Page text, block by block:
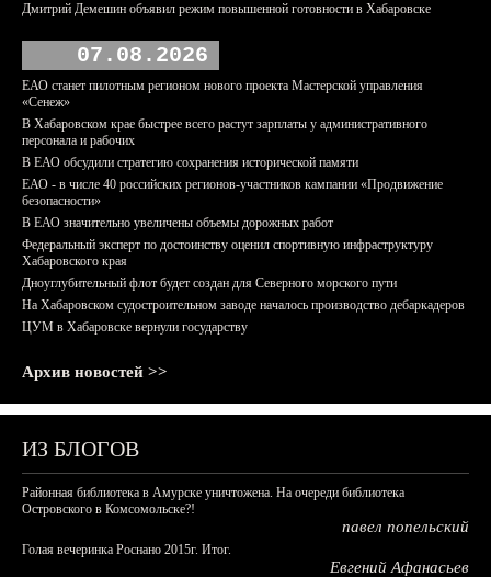
Дмитрий Демешин объявил режим повышенной готовности в Хабаровске
07.08.2026
ЕАО станет пилотным регионом нового проекта Мастерской управления
«Сенеж»
В Хабаровском крае быстрее всего растут зарплаты у административного
персонала и рабочих
В ЕАО обсудили стратегию сохранения исторической памяти
ЕАО - в числе 40 российских регионов-участников кампании «Продвижение
безопасности»
В ЕАО значительно увеличены объемы дорожных работ
Федеральный эксперт по достоинству оценил спортивную инфраструктуру
Хабаровского края
Дноуглубительный флот будет создан для Северного морского пути
На Хабаровском судостроительном заводе началось производство дебаркадеров
ЦУМ в Хабаровске вернули государству
Архив новостей >>
ИЗ БЛОГОВ
Районная библиотека в Амурске уничтожена. На очереди библиотека
Островского в Комсомольске?!
павел попельский
Голая вечеринка Роснано 2015г. Итог.
Евгений Афанасьев